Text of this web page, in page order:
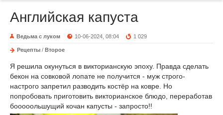
Английская капуста
Ведьма с луком 10-06-2024, 08:04 1 029
Рецепты / Второе
Я решила окунуться в викторианскую эпоху. Правда сделать
бекон на совковой лопате не получится - муж строго-
настрого запретил разводить костёр на ковре. Но
попробовать приготовить викторианское блюдо, переработав
бооооольшущий кочан капусты - запросто!!